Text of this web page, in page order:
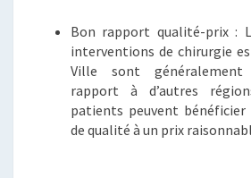
Bon rapport qualité-prix :
interventions de chirurgie
Ville sont
rapport à d’autres
patients peuvent bénéficier
de qualité à un prix